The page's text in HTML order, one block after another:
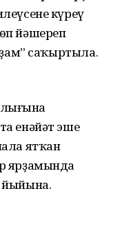
күреү
йәшереп
саҡыртыла.
енәйәт эше
ятҡан
ярҙамында
йыйына.